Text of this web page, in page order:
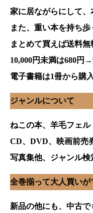
家に居ながらにして、
また、重い本を持ち歩
まとめて買えば送料無
10,000円未満は680円
電子書籍は1冊から購
ジャンルについて
ねこの本、羊毛フェ
CD、DVD、映画前売
写真集他、ジャンル検
全巻揃って大人買いが
新品の他にも、中古で